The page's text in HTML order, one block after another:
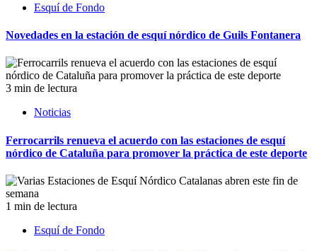
Esquí de Fondo
Novedades en la estación de esquí nórdico de Guils Fontanera
3 min de lectura
Noticias
Ferrocarrils renueva el acuerdo con las estaciones de esquí
nórdico de Cataluña para promover la práctica de este deporte
1 min de lectura
Esquí de Fondo